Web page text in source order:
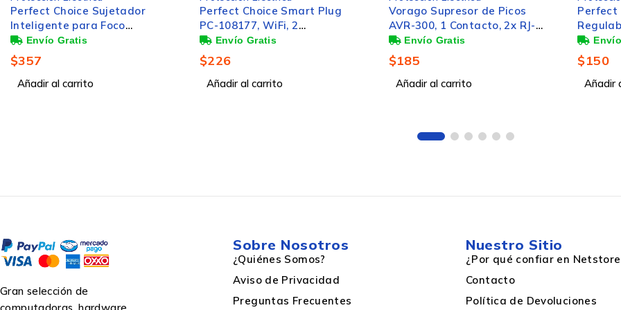
Perfect Choice Sujetador
Inteligente para Foco
Inteligente, Wi-Fi, Blanco
$357
Añadir al carrito
Perfect Choice Smart Plug
PC-108177, WiFi, 2
Conectores, 2400MHz,
Blanco
$226
Añadir al carrito
Vorago Supresor de Picos
AVR-300, 1 Contacto, 2x RJ-
45, 900 Joules
$185
Añadir al carrito
Perfect
PC-
1055
Ahorro del
$150
Añadir
Gran selección de
Sobre Nosotros
¿Quiénes Somos?
Aviso de Privacidad
Preguntas Frecuentes
Nuestro Sitio
¿Por qué confiar en
Contacto
Política de Devoluciones